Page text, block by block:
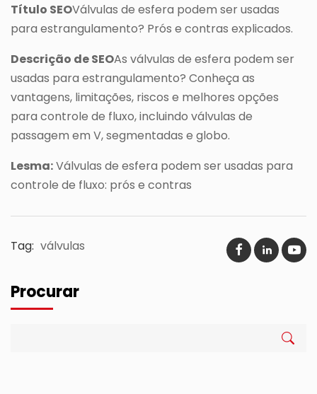
Título SEOVálvulas de esfera podem ser usadas
para estrangulamento? Prós e contras explicados.
Descrição de SEOAs válvulas de esfera podem ser
usadas para estrangulamento? Conheça as
vantagens, limitações, riscos e melhores opções
para controle de fluxo, incluindo válvulas de
passagem em V, segmentadas e globo.
Lesma:Válvulas de esfera podem ser usadas para
controle de fluxo: prós e contras
Tag: válvulas
Procurar